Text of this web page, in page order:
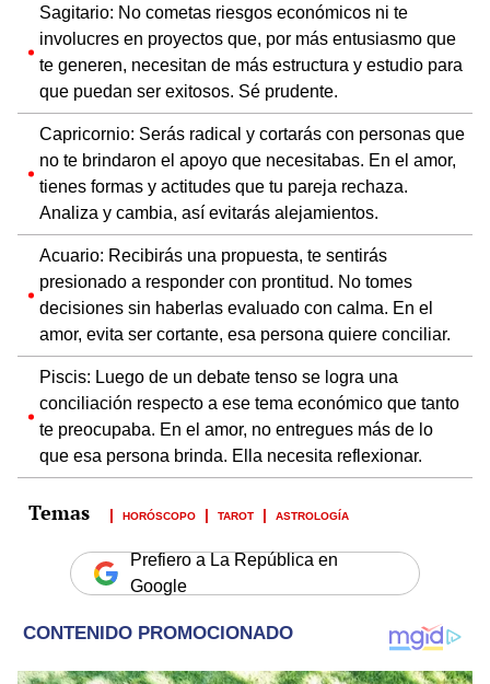
Sagitario: No cometas riesgos económicos ni te
involucres en proyectos que, por más entusiasmo que
te generen, necesitan de más estructura y estudio para
que puedan ser exitosos. Sé prudente.
Capricornio: Serás radical y cortarás con personas que
no te brindaron el apoyo que necesitabas. En el amor,
tienes formas y actitudes que tu pareja rechaza.
Analiza y cambia, así evitarás alejamientos.
Acuario: Recibirás una propuesta, te sentirás
presionado a responder con prontitud. No tomes
decisiones sin haberlas evaluado con calma. En el
amor, evita ser cortante, esa persona quiere conciliar.
Piscis: Luego de un debate tenso se logra una
conciliación respecto a ese tema económico que tanto
te preocupaba. En el amor, no entregues más de lo
que esa persona brinda. Ella necesita reflexionar.
HORÓSCOPO TAROT ASTROLOGÍA
Prefiero a La República en
Google